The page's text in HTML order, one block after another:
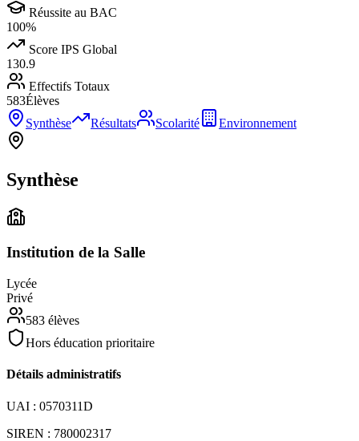
Réussite au BAC
100%
Score IPS Global
130.9
Effectifs Totaux
583Élèves
Synthèse
Résultats Scolarité Environnement
Synthèse
Institution de la Salle
Lycée
Privé
583 élèves
Hors éducation prioritaire
Détails administratifs
UAI : 0570311D
SIREN : 780002317